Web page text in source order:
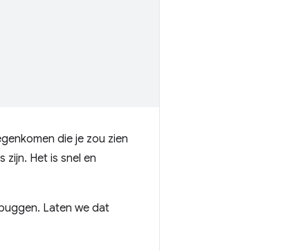
die je zou zien
zijn. Het is snel en
Laten we dat